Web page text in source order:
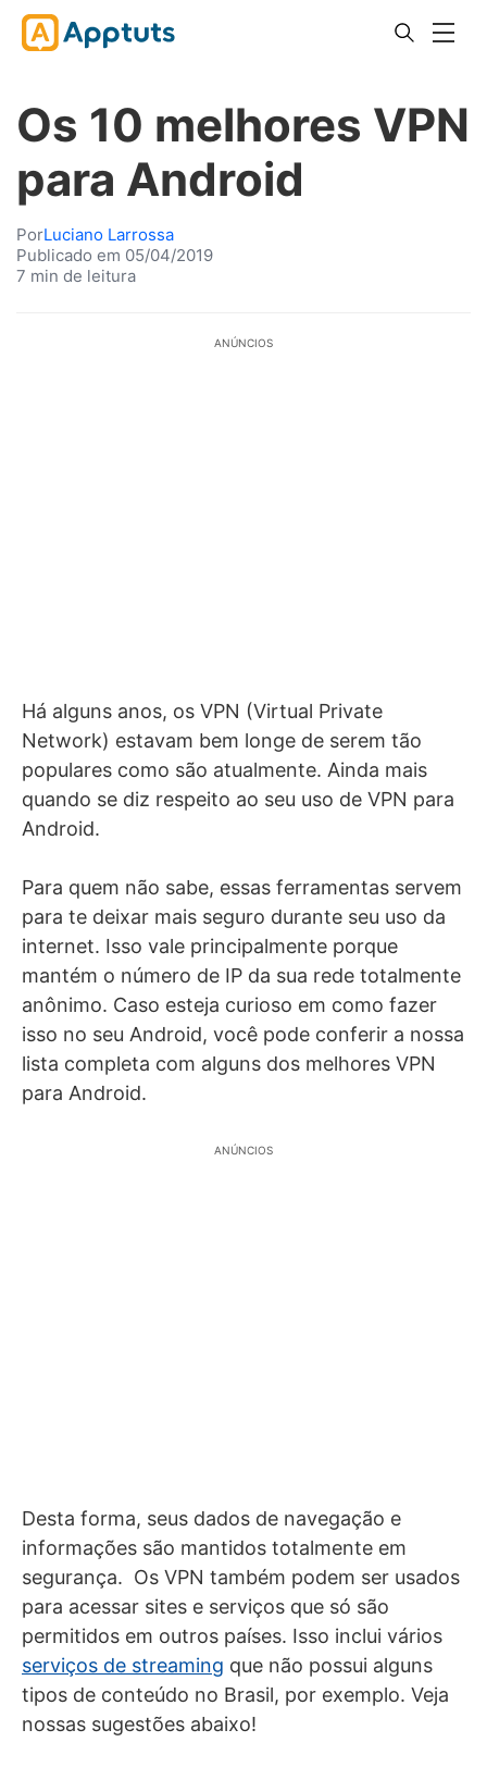
Os 10 melhores VPN
para Android
PorLuciano Larrossa
Publicado em 05/04/2019
7 min de leitura
ANÚNCIOS
Há alguns anos, os VPN (Virtual Private
Network) estavam bem longe de serem tão
populares como são atualmente. Ainda mais
quando se diz respeito ao seu uso de VPN para
Android.
Para quem não sabe, essas ferramentas servem
para te deixar mais seguro durante seu uso da
internet. Isso vale principalmente porque
mantém o número de IP da sua rede totalmente
anônimo. Caso esteja curioso em como fazer
isso no seu Android, você pode conferir a nossa
lista completa com alguns dos melhores VPN
para Android.
ANÚNCIOS
Desta forma, seus dados de navegação e
informações são mantidos totalmente em
segurança. Os VPN também podem ser usados
para acessar sites e serviços que só são
permitidos em outros países. Isso inclui vários
serviços de streaming que não possui alguns
tipos de conteúdo no Brasil, por exemplo. Veja
nossas sugestões abaixo!